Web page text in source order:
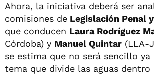
Ahora, la iniciativa deberá ser
comisiones de Legislación Penal
que conducen Laura Rodríguez
Córdoba) y Manuel Quintar (LLA-
se estima que no será sencillo ya
tema que divide las aguas dentro